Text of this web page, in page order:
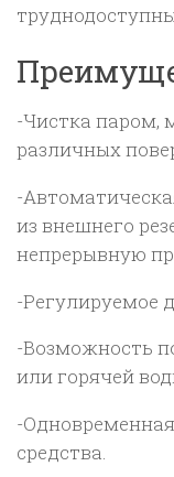
-Чистка паром,
различных
-
из внешнего
непрерывную
-Регулируемое
-Возможность
или горячей
-
средства.